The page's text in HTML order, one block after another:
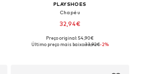
PLAYSHOES
Chapéu
32,94€
Tamanhos disponíveis: 48-52, 52-56
Preço original: 54,90€
Último preço mais baixo:33,92€-2%